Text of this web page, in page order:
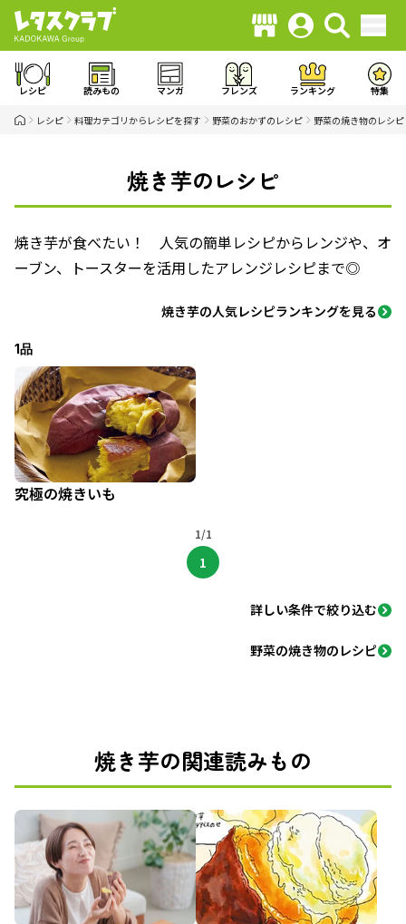
レシピ 読みもの マンガ フレンズ ランキング 特集
レシピ 料理カテゴリからレシピを探す 野菜のおかずのレシピ 野菜の焼き物のレシピ
焼き芋のレシピ
焼き芋が食べたい！ 人気の簡単レシピからレンジや、オ
ーブン、トースターを活用したアレンジレシピまで◎
焼き芋の人気レシピランキングを見る
1品
究極の焼きいも
1/1
1
詳しい条件で絞り込む
野菜の焼き物のレシピ
焼き芋の関連読みもの